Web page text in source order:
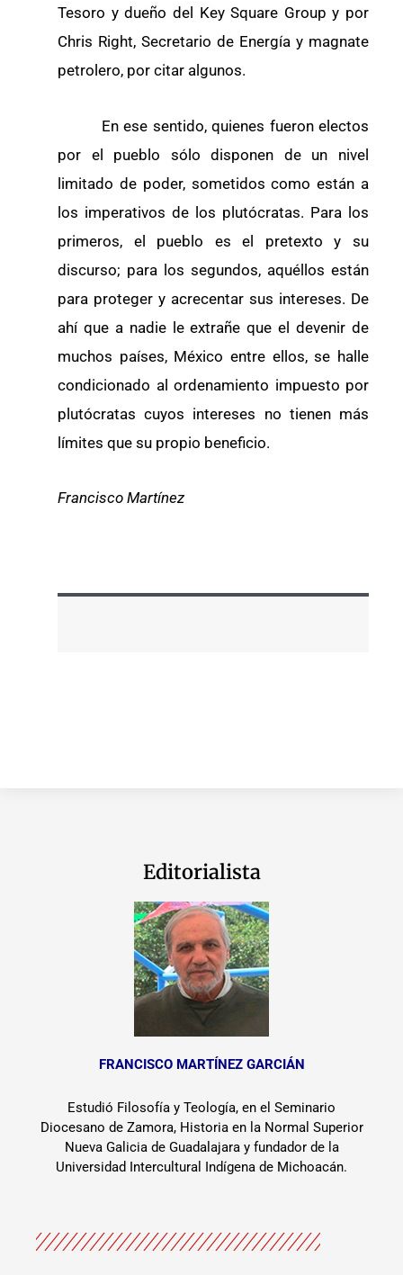
Tesoro y dueño del Key Square Group y por
Chris Right, Secretario de Energía y magnate
petrolero, por citar algunos.
En ese sentido, quienes fueron electos
por el pueblo sólo disponen de un nivel
limitado de poder, sometidos como están a
los imperativos de los plutócratas. Para los
primeros, el pueblo es el pretexto y su
discurso; para los segundos, aquéllos están
para proteger y acrecentar sus intereses. De
ahí que a nadie le extrañe que el devenir de
muchos países, México entre ellos, se halle
condicionado al ordenamiento impuesto por
plutócratas cuyos intereses no tienen más
límites que su propio beneficio.
Francisco Martínez
Editorialista
FRANCISCO MARTÍNEZ GARCIÁN
Estudió Filosofía y Teología, en el Seminario
Diocesano de Zamora, Historia en la Normal Superior
Nueva Galicia de Guadalajara y fundador de la
Universidad Intercultural Indígena de Michoacán.